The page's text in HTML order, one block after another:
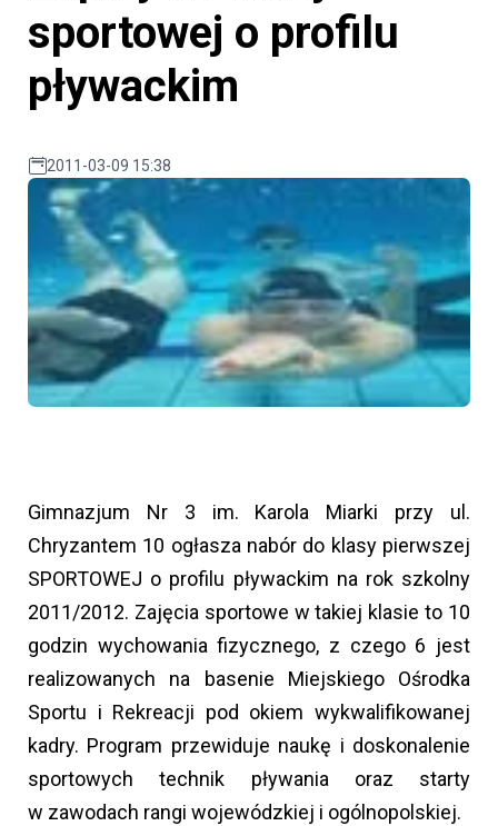
sportowej o profilu
pływackim
2011-03-09 15:38
Gimnazjum Nr 3 im. Karola Miarki przy ul.
Chryzantem 10 ogłasza nabór do klasy pierwszej
SPORTOWEJ o profilu pływackim na rok szkolny
2011/2012. Zajęcia sportowe w takiej klasie to 10
godzin wychowania fizycznego, z czego 6 jest
realizowanych na basenie Miejskiego Ośrodka
Sportu i Rekreacji pod okiem wykwalifikowanej
kadry. Program przewiduje naukę i doskonalenie
sportowych technik pływania oraz starty
w zawodach rangi wojewódzkiej i ogólnopolskiej.